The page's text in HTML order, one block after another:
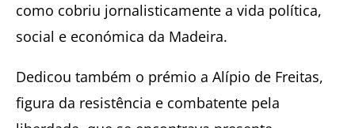
como cobriu jornalisticamente a vida política,
social e económica da Madeira.
Dedicou também o prémio a Alípio de Freitas,
figura da resistência e combatente pela